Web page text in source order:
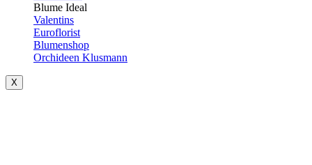
Blume Ideal
Valentins
Euroflorist
Blumenshop
Orchideen Klusmann
X